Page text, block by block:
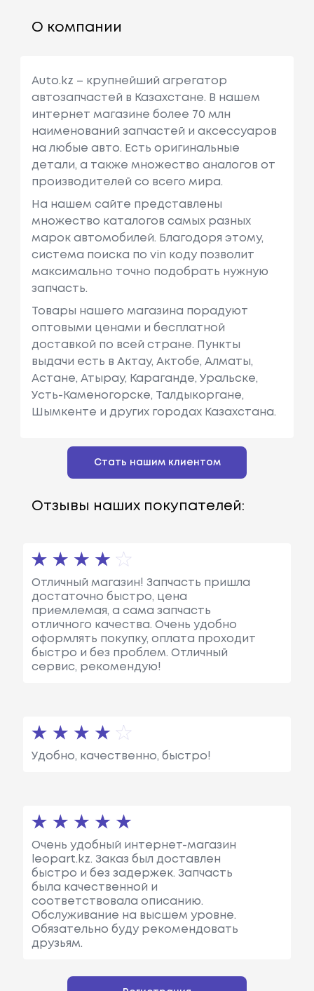
О компании
Auto.kz – крупнейший агрегатор
автозапчастей в Казахстане. В нашем
интернет магазине более 70 млн
наименований запчастей и аксессуаров
на любые авто. Есть оригинальные
детали, а также множество аналогов от
производителей со всего мира.
На нашем сайте представлены
множество каталогов самых разных
марок автомобилей. Благодоря этому,
система поиска по vin коду позволит
максимально точно подобрать нужную
запчасть.
Товары нашего магазина порадуют
оптовыми ценами и бесплатной
доставкой по всей стране. Пункты
выдачи есть в Актау, Актобе, Алматы,
Астане, Атырау, Караганде, Уральске,
Усть-Каменогорске, Талдыкоргане,
Шымкенте и других городах Казахстана.
Стать нашим клиентом
Отзывы наших покупателей:
Отличный магазин! Запчасть пришла
достаточно быстро, цена
приемлемая, а сама запчасть
отличного качества. Очень удобно
оформлять покупку, оплата проходит
быстро и без проблем. Отличный
сервис, рекомендую!
Удобно, качественно, быстро!
Очень удобный интернет-магазин
leopart.kz. Заказ был доставлен
быстро и без задержек. Запчасть
была качественной и
соответствовала описанию.
Обслуживание на высшем уровне.
Обязательно буду рекомендовать
друзьям.